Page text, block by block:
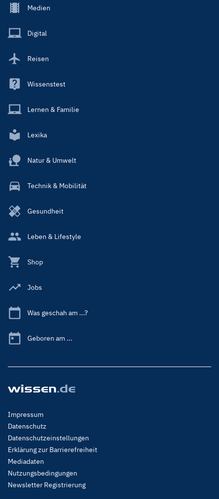
Footer
Main
Medien
Digital
Reisen
Wissenstest
Lernen & Familie
Lexika
Natur & Umwelt
Technik & Mobilität
Gesundheit
Leben & Lifestyle
Shop
Jobs
Was geschah am ...?
Geboren am ...
Footer
Menu
Legal
Impressum
Datenschutz
Datenschutzeinstellungen
Erklärung zur Barrierefreiheit
Mediadaten
Nutzungsbedingungen
Newsletter Registrierung